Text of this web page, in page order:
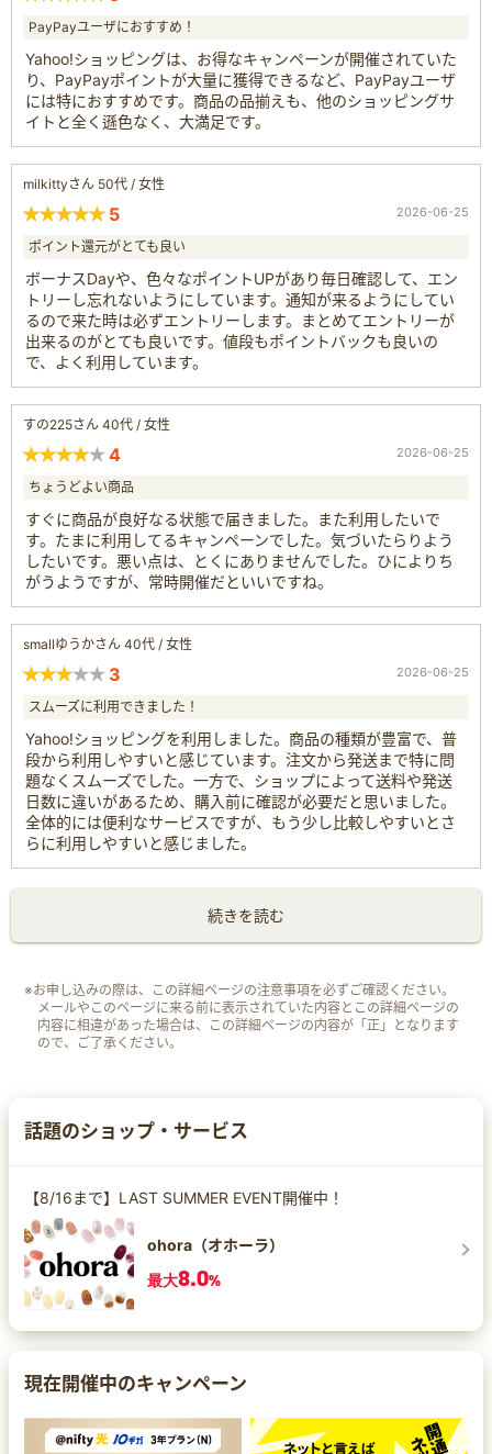
PayPayユーザにおすすめ！
Yahoo!ショッピングは、お得なキャンペーンが開催されていた
り、PayPayポイントが大量に獲得できるなど、PayPayユーザ
には特におすすめです。商品の品揃えも、他のショッピングサ
イトと全く遜色なく、大満足です。
milkittyさん 50代 / 女性
5 2026-06-25
ポイント還元がとても良い
ボーナスDayや、色々なポイントUPがあり毎日確認して、エン
トリーし忘れないようにしています。通知が来るようにしてい
るので来た時は必ずエントリーします。まとめてエントリーが
出来るのがとても良いです。値段もポイントバックも良いの
で、よく利用しています。
すの225さん 40代 / 女性
4 2026-06-25
ちょうどよい商品
すぐに商品が良好なる状態で届きました。また利用したいで
す。たまに利用してるキャンペーンでした。気づいたらりよう
したいです。悪い点は、とくにありませんでした。ひによりち
がうようですが、常時開催だといいですね。
smallゆうかさん 40代 / 女性
3 2026-06-25
スムーズに利用できました！
Yahoo!ショッピングを利用しました。商品の種類が豊富で、普
段から利用しやすいと感じています。注文から発送まで特に問
題なくスムーズでした。一方で、ショップによって送料や発送
日数に違いがあるため、購入前に確認が必要だと思いました。
全体的には便利なサービスですが、もう少し比較しやすいとさ
らに利用しやすいと感じました。
続きを読む
※お申し込みの際は、この詳細ページの注意事項を必ずご確認ください。
メールやこのページに来る前に表示されていた内容とこの詳細ページの
内容に相違があった場合は、この詳細ページの内容が「正」となります
ので、ご了承ください。
話題のショップ・サービス
【8/16まで】LAST SUMMER EVENT開催中！
ohora（オホーラ）
最大8.0%
現在開催中のキャンペーン